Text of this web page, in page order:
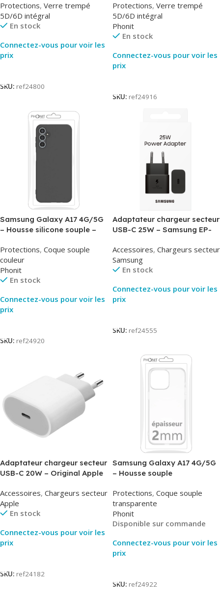
Protections, Verre trempé
5D/6D intégral
En stock
Connectez-vous pour voir les
prix
SKU: ref24800
Protections, Verre trempé
5D/6D intégral
Phonit
En stock
Connectez-vous pour voir les
prix
SKU: ref24916
Samsung Galaxy A17 4G/5G
– Housse silicone souple –
Protections, Coque souple
couleur
Phonit
En stock
Connectez-vous pour voir les
prix
SKU: ref24920
Adaptateur chargeur secteur
USB-C 25W – Samsung EP-
Packaging Original
Accessoires, Chargeurs secteur
Samsung
En stock
Connectez-vous pour voir les
prix
SKU: ref24555
Adaptateur chargeur secteur
USB-C 20W – Original Apple
Accessoires, Chargeurs secteur
Apple
En stock
Connectez-vous pour voir les
prix
SKU: ref24182
Samsung Galaxy A17 4G/5G
– Housse souple
Protections, Coque souple
transparente
Phonit
Disponible sur commande
Connectez-vous pour voir les
prix
SKU: ref24922